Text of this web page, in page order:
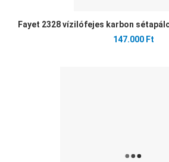
Fayet 2328 vízilófejes karbon
147.000 Ft